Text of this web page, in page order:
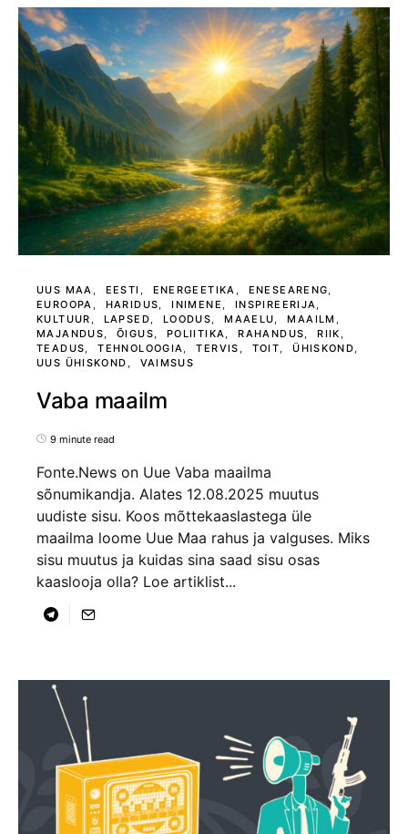
UUS MAA EESTI ENERGEETIKA
ENESEARENG
EUROOPA
HARIDUS INIMENE
INSPIREERIJA
KULTUUR
LAPSED LOODUS MAAELU
MAAILM
MAJANDUS
ÕIGUS POLIITIKA RAHANDUS
RIIK
TEADUS
TEHNOLOOGIA TERVIS TOIT
ÜHISKOND
UUS ÜHISKOND
VAIMSUS
Vaba maailm
9 minute read
Fonte.News on Uue Vaba maailma
sõnumikandja. Alates 12.08.2025 muutus
uudiste sisu. Koos mõttekaaslastega üle
maailma loome Uue Maa rahus ja valguses. Miks
sisu muutus ja kuidas sina saad sisu osas
kaaslooja olla? Loe artiklist...